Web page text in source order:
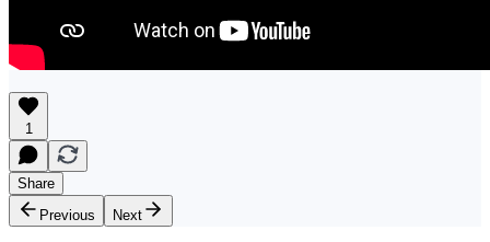
1
Share
Previous
Next